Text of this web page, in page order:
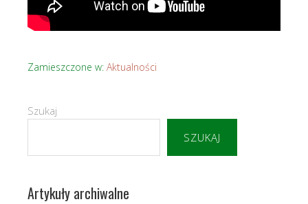
Zamieszczone w: Aktualności
Szukaj
SZUKAJ
Artykuły archiwalne